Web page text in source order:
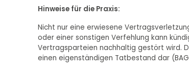
Hinweise für die Praxis:
Nicht nur eine erwiesene
oder einer sonstigen Verfehlung kann
Vertragsparteien nachhaltig gestört wird.
einen eigenständigen Tatbestand dar